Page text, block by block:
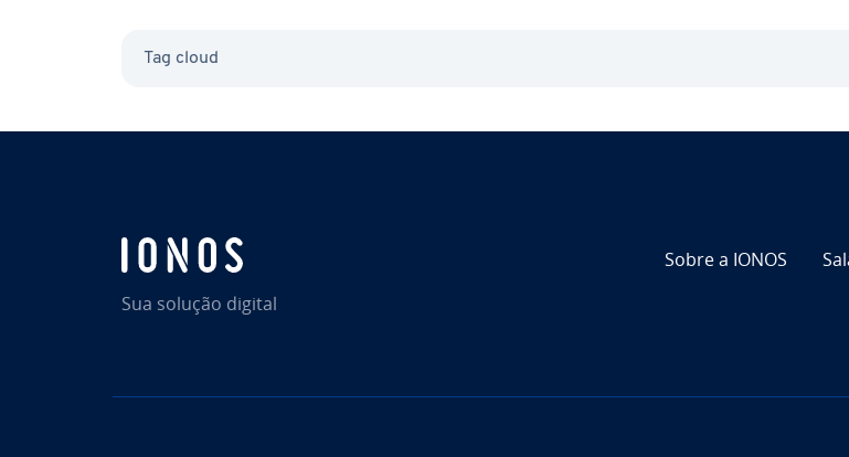
Tag cloud
Sua solução digital
Sobre a IONOS